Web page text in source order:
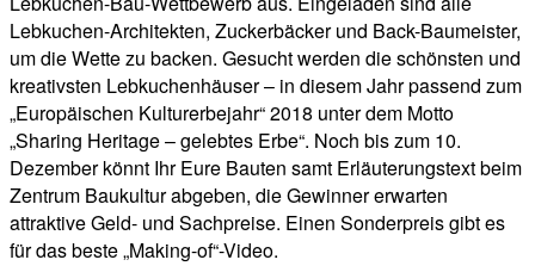
Lebkuchen-Architekten, Zuckerbäcker und Back-Baumeister,
um die Wette zu backen. Gesucht werden die schönsten und
kreativsten Lebkuchenhäuser – in diesem Jahr passend zum
„Europäischen Kulturerbejahr“ 2018 unter dem Motto
„Sharing Heritage – gelebtes Erbe“. Noch bis zum 10.
Dezember könnt Ihr Eure Bauten samt Erläuterungstext beim
Zentrum Baukultur abgeben, die Gewinner erwarten
attraktive Geld- und Sachpreise. Einen Sonderpreis gibt es
für das beste „Making-of“-Video.